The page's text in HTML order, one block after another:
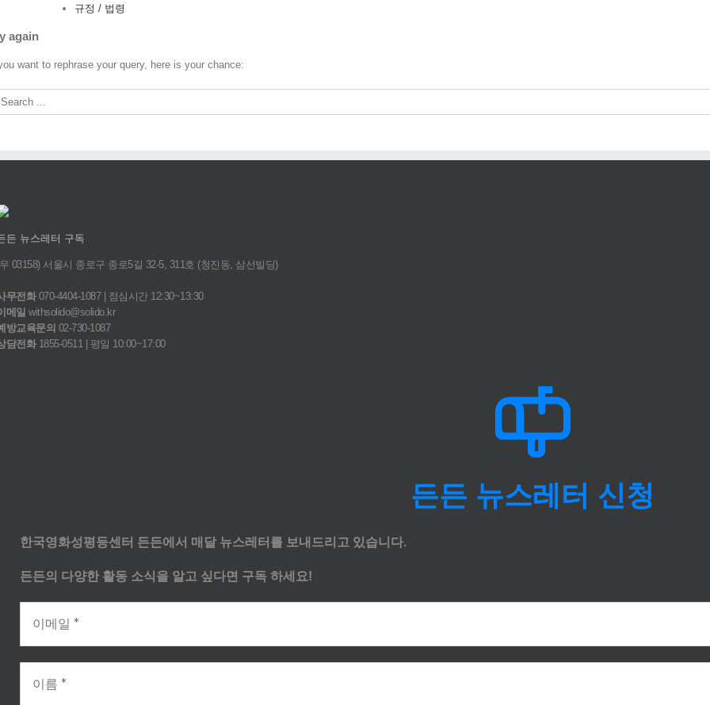
규정 / 법령
again
want to rephrase your query, here is your chance:
든 뉴스레터 구독
03158) 서울시 종로구 종로5길 32-5, 311호 (청진동, 삼선빌딩)
무전화070-4404-1087 | 점심시간 12:30~13:30
메일 withsolido@solido.kr
방교육문의 02-730-1087
담전화1855-0511 | 평일 10:00~17:00
든든 뉴스레터 신청
한국영화성평등센터 든든에서 매달 뉴스레터를 보내드리고 있습니다.
든든의 다양한 활동 소식을 알고 싶다면 구독 하세요!